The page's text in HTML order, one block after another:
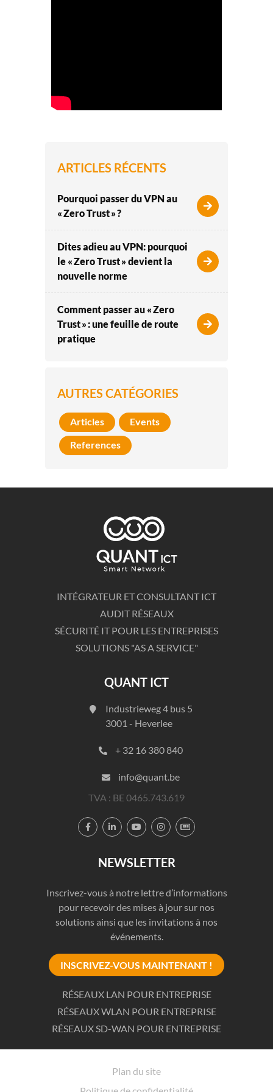
ARTICLES RÉCENTS
Pourquoi passer du VPN au
« Zero Trust » ?
Dites adieu au VPN: pourquoi
le « Zero Trust » devient la
nouvelle norme
Comment passer au « Zero
Trust » : une feuille de route
pratique
AUTRES CATÉGORIES
Articles
Events
References
INTÉGRATEUR ET CONSULTANT ICT
AUDIT RÉSEAUX
SÉCURITÉ IT POUR LES ENTREPRISES
SOLUTIONS "AS A SERVICE"
QUANT ICT
Industrieweg 4 bus 5
3001 - Heverlee
+ 32 16 380 840
info@quant.be
TVA : BE 0465.743.619
    
NEWSLETTER
Inscrivez-vous à notre lettre d’informations
pour recevoir des mises à jour sur nos
solutions ainsi que les invitations à nos
événements.
INSCRIVEZ-VOUS MAINTENANT !
RÉSEAUX LAN POUR ENTREPRISE
RÉSEAUX WLAN POUR ENTREPRISE
RÉSEAUX SD-WAN POUR ENTREPRISE
Plan du site